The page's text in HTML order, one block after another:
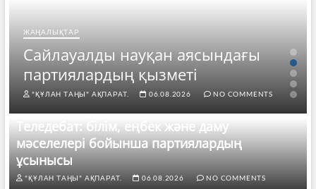
ЖАҢАЛЫҚТАР
Сайлауалды науқан аясындағы
партиялардың қызметі
"ҚҰЛАН ТАҢЫ" АҚПАРАТ. 06.08.2026 NO COMMENTS
Теледебат: білім, еңбек және даму
мәселелері бойынша партиялардың
ұсынысы
"ҚҰЛАН ТАҢЫ" АҚПАРАТ. 06.08.2026 NO COMMENTS